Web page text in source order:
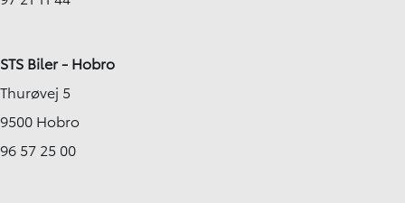
STS Biler - Hobro
Thurøvej 5
9500 Hobro
96 57 25 00